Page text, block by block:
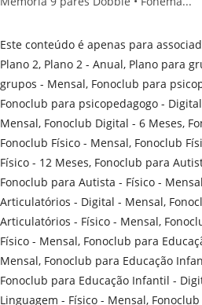
Este conteúdo é apenas para
Plano 2, Plano 2 - Anual, Plano para
grupos - Mensal, Fonoclub para
Fonoclub para psicopedagogo -
Mensal, Fonoclub Digital - 6 Meses,
Fonoclub Físico - Mensal, Fonoclub
Físico - 12 Meses, Fonoclub para
Fonoclub para Autista - Físico -
Articulatórios - Digital - Mensal,
Articulatórios - Físico - Mensal,
Físico - Mensal, Fonoclub para
Mensal, Fonoclub para Educação
Fonoclub para Educação Infantil -
Linguagem - Físico - Mensal,